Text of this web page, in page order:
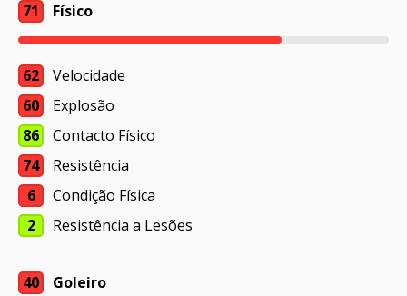
71 Físico
62
Velocidade
60
Explosão
86
Contacto Físico
74
Resistência
6
Condição Física
2
Resistência a Lesões
40 Goleiro